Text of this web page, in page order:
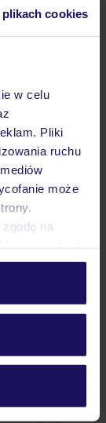
plikach cookies
w celu
Pliki
ruchu
może
na
znajdziesz